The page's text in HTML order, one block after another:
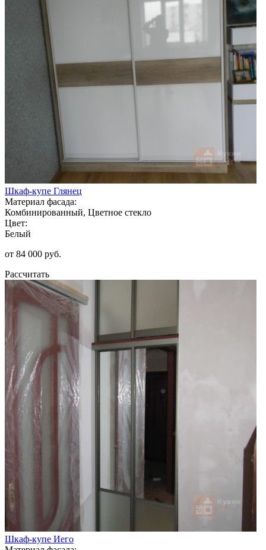
Шкаф-купе Глянец
Материал фасада:
Комбинированный, Цветное стекло
Цвет:
Белый
от 84 000 руб.
Рассчитать
Шкаф-купе Иего